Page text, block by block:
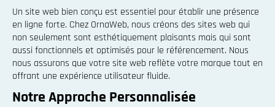
Un site web bien conçu est essentiel pour établir une présence
en ligne forte. Chez OrnaWeb, nous créons des sites web qui
non seulement sont esthétiquement plaisants mais qui sont
aussi fonctionnels et optimisés pour le référencement. Nous
nous assurons que votre site web reflète votre marque tout en
offrant une expérience utilisateur fluide.
Notre Approche Personnalisée